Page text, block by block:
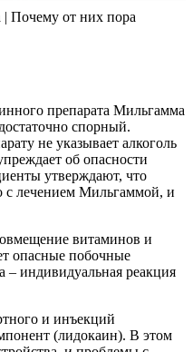
Почему от них пора
препарата Мильгамма
спорный.
не указывает алкоголь
об опасности
утверждают, что
с лечением Мильгаммой, и
витаминов и
опасные побочные
– индивидуальная реакция
и инъекций
(лидокаин). В этом